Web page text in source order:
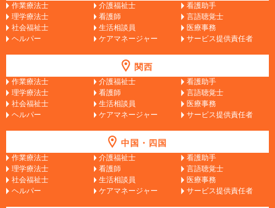
作業療法士 介護福祉士
看護助手
理学療法士
看護師
言語聴覚士
社会福祉士
生活相談員
医療事務
ヘルパー
ケアマネージャー サービス提供責任者
関西
作業療法士 介護福祉士
看護助手
理学療法士
看護師
言語聴覚士
社会福祉士
生活相談員
医療事務
ヘルパー
ケアマネージャー サービス提供責任者
中国・四国
作業療法士 介護福祉士
看護助手
理学療法士
看護師
言語聴覚士
社会福祉士
生活相談員
医療事務
ヘルパー
ケアマネージャー サービス提供責任者